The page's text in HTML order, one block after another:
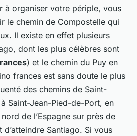
à organiser votre périple, vous
le chemin de Compostelle qui
Il existe en effet plusieurs
dont les plus célèbres sont
) et le chemin du Puy en
frances est sans doute le plus
des chemins de Saint-
Saint-Jean-Pied-de-Port, en
de l’Espagne sur près de
Santiago. Si vous